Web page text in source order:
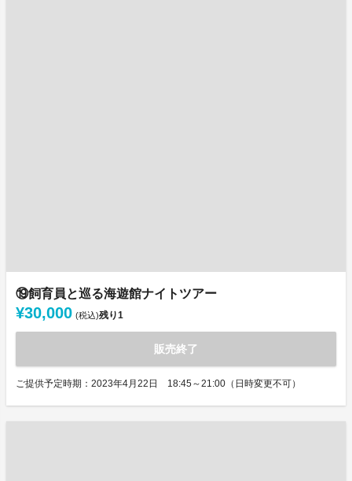
⑲飼育員と巡る海遊館ナイトツアー
¥30,000 (税込)残り1
販売終了
ご提供予定時期：2023年4月22日 18:45～21:00（日時変更不可）